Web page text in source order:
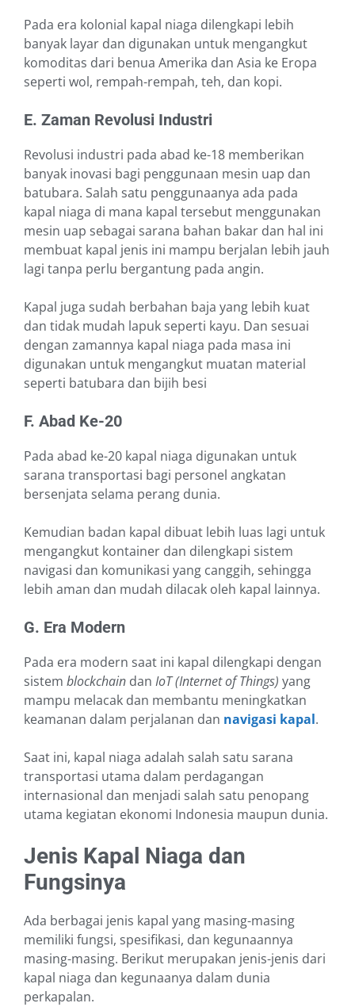
Pada era kolonial kapal niaga dilengkapi lebih
banyak layar dan digunakan untuk mengangkut
komoditas dari benua Amerika dan Asia ke Eropa
seperti wol, rempah-rempah, teh, dan kopi.
E. Zaman Revolusi Industri
Revolusi industri pada abad ke-18 memberikan
banyak inovasi bagi penggunaan mesin uap dan
batubara. Salah satu penggunaanya ada pada
kapal niaga di mana kapal tersebut menggunakan
mesin uap sebagai sarana bahan bakar dan hal ini
membuat kapal jenis ini mampu berjalan lebih jauh
lagi tanpa perlu bergantung pada angin.
Kapal juga sudah berbahan baja yang lebih kuat
dan tidak mudah lapuk seperti kayu. Dan sesuai
dengan zamannya kapal niaga pada masa ini
digunakan untuk mengangkut muatan material
seperti batubara dan bijih besi
F. Abad Ke-20
Pada abad ke-20 kapal niaga digunakan untuk
sarana transportasi bagi personel angkatan
bersenjata selama perang dunia.
Kemudian badan kapal dibuat lebih luas lagi untuk
mengangkut kontainer dan dilengkapi sistem
navigasi dan komunikasi yang canggih, sehingga
lebih aman dan mudah dilacak oleh kapal lainnya.
G. Era Modern
Pada era modern saat ini kapal dilengkapi dengan
sistem blockchain dan IoT (Internet of Things) yang
mampu melacak dan membantu meningkatkan
keamanan dalam perjalanan dan navigasi kapal.
Saat ini, kapal niaga adalah salah satu sarana
transportasi utama dalam perdagangan
internasional dan menjadi salah satu penopang
utama kegiatan ekonomi Indonesia maupun dunia.
Jenis Kapal Niaga dan
Fungsinya
Ada berbagai jenis kapal yang masing-masing
memiliki fungsi, spesifikasi, dan kegunaannya
masing-masing. Berikut merupakan jenis-jenis dari
kapal niaga dan kegunaanya dalam dunia
perkapalan.